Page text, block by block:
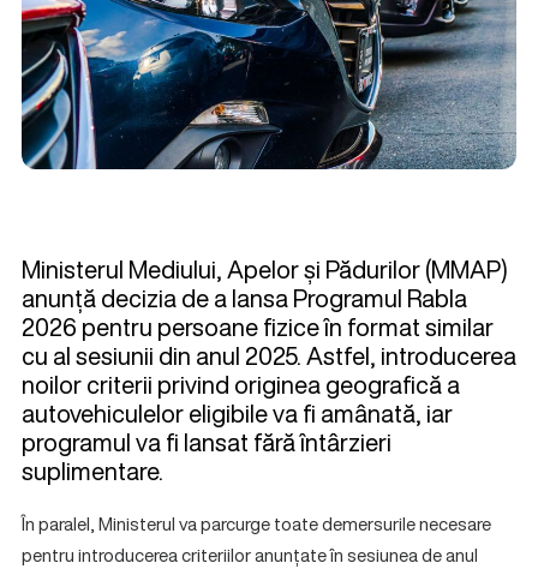
Ministerul Mediului, Apelor și Pădurilor (MMAP)
anunță decizia de a lansa Programul Rabla
2026 pentru persoane fizice în format similar
cu al sesiunii din anul 2025. Astfel, introducerea
noilor criterii privind originea geografică a
autovehiculelor eligibile va fi amânată, iar
programul va fi lansat fără întârzieri
suplimentare.
În paralel, Ministerul va parcurge toate demersurile necesare
pentru introducerea criteriilor anunțate în sesiunea de anul